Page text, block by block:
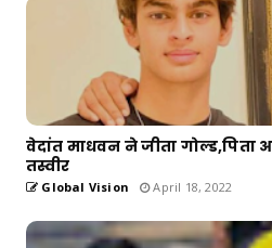
वेदांत माधवन ने जीता गोल्ड,पिता
तस्वीर
Global Vision April 18, 2022